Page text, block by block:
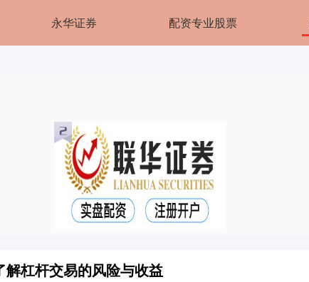
永华证券 配资专业股票
杠杆交易的风险与收益